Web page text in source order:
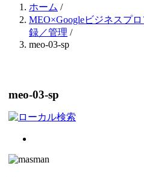
ホーム /
MEO×Googleビジネスプ
録／管理 /
meo-03-sp
meo-03-sp